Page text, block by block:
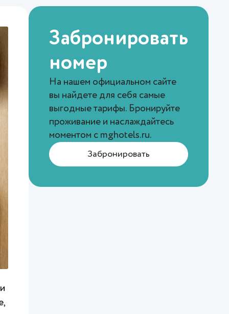
Забронировать
номер
На нашем официальном сайте
вы найдете для себя самые
выгодные тарифы. Бронируйте
проживание и наслаждайтесь
моментом с mghotels.ru.
Забронировать